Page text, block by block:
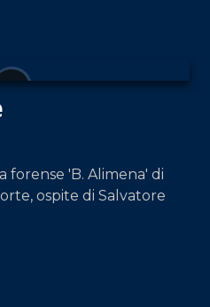
forense 'B. Alimena' di
ospite di Salvatore